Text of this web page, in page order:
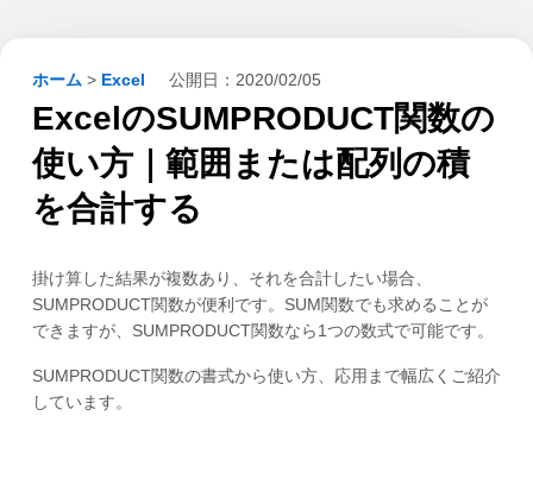
ホーム > Excel 公開日： 2020/02/05
ExcelのSUMPRODUCT関数の
使い方｜範囲または配列の積
を合計する
掛け算した結果が複数あり、それを合計したい場合、
SUMPRODUCT関数が便利です。SUM関数でも求めることが
できますが、SUMPRODUCT関数なら1つの数式で可能です。
SUMPRODUCT関数の書式から使い方、応用まで幅広くご紹介
しています。